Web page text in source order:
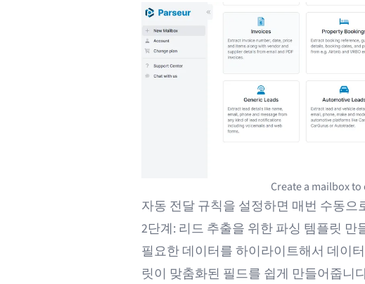
Create a mailbox
자동 전달 규칙을 설정하면 매번 수동으
2단계: 리드 추출을 위한 파싱 템플릿 만
필요한 데이터를 하이라이트해서 데이
릿이 맞춤화된 필드를 쉽게 만들어줍니